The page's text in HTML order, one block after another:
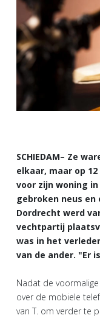
SCHIEDAM– Ze
elkaar, maar op
voor zijn woning
gebroken neus
Dordrecht werd
vechtpartij
was in het
van de ander. "Er
Nadat de
over de mobiele
van T. om verder te